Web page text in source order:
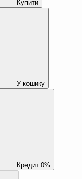
Купити
У кошику
Кредит 0%